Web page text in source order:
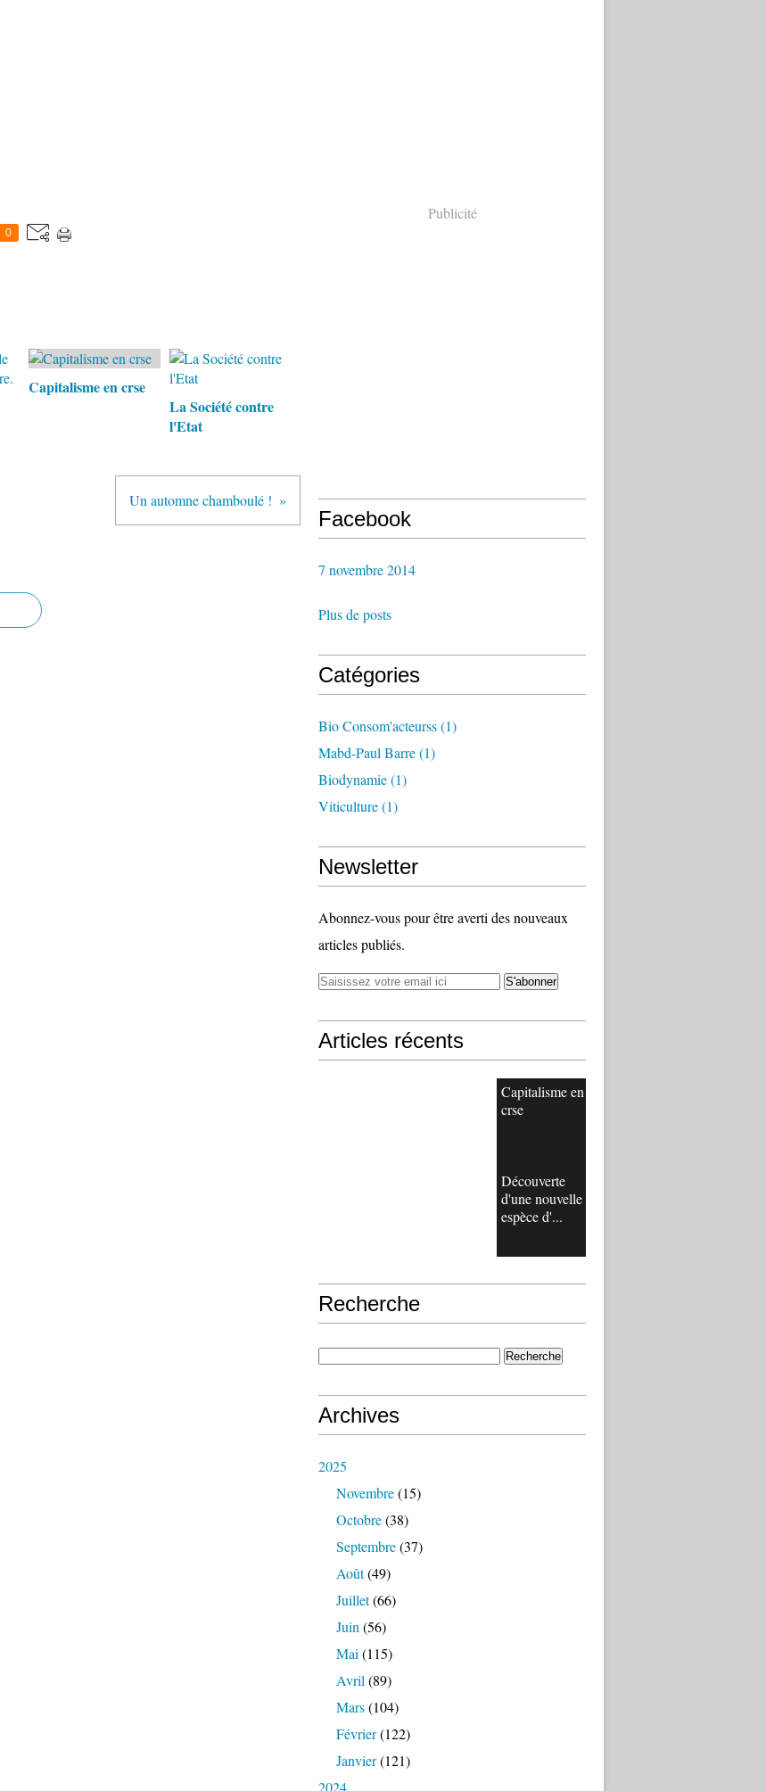
0
Capitalisme en crse
La Société contre
l'Etat
Un automne chamboulé !
Publicité
Facebook
7 novembre 2014
Plus de posts
Catégories
Bio Consom'acteurss(1)
Mabd-Paul Barre(1)
Biodynamie(1)
Viticulture(1)
Newsletter
Abonnez-vous pour être averti des nouveaux
articles publiés.
Articles récents
Capitalisme en
crse
Découverte
d'une nouvelle
espèce d'...
Recherche
Archives
2025
Novembre(15)
Octobre(38)
Septembre(37)
Août(49)
Juillet(66)
Juin (56)
Mai (115)
Avril (89)
Mars(104)
Février(122)
Janvier(121)
2024